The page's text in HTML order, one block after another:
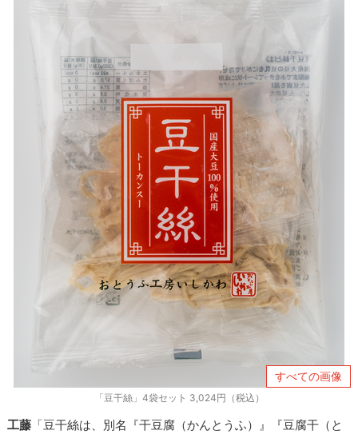
すべての画像
「豆干絲」4袋セット 3,024円（税込）
工藤 「豆干絲は、別名『干豆腐（かんとうふ）』『豆腐干（と